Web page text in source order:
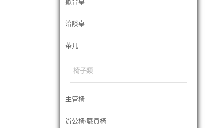
掀合桌
洽談桌
茶几
椅子類
主管椅
辦公椅/職員椅